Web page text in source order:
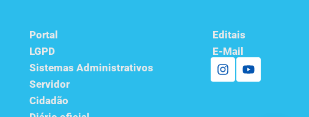
Portal
LGPD
Sistemas Administrativos
Servidor
Cidadão
Editais
E-Mail